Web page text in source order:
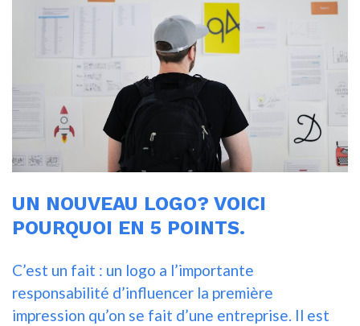
UN NOUVEAU LOGO? VOICI
POURQUOI EN 5 POINTS.
C’est un fait : un logo a l’importante
responsabilité d’influencer la première
impression qu’on se fait d’une entreprise. Il est